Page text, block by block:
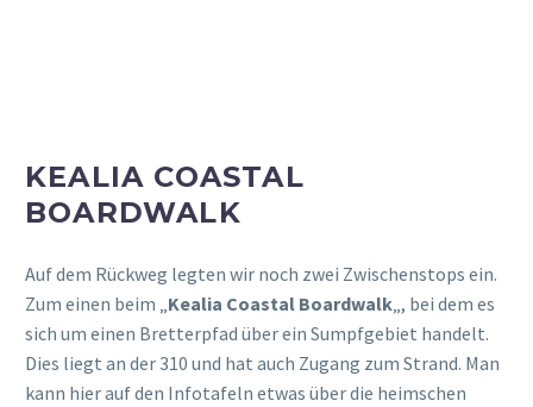
KEALIA COASTAL
BOARDWALK
Auf dem Rückweg legten wir noch zwei Zwischenstops ein.
Zum einen beim „Kealia Coastal Boardwalk„, bei dem es
sich um einen Bretterpfad über ein Sumpfgebiet handelt.
Dies liegt an der 310 und hat auch Zugang zum Strand. Man
kann hier auf den Infotafeln etwas über die heimschen